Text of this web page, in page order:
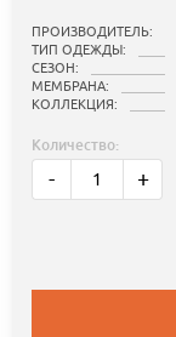
ПРОИЗВОДИТЕЛЬ:
ТИП ОДЕЖДЫ:
СЕЗОН:
МЕМБРАНА:
КОЛЛЕКЦИЯ:
Количество:
- +